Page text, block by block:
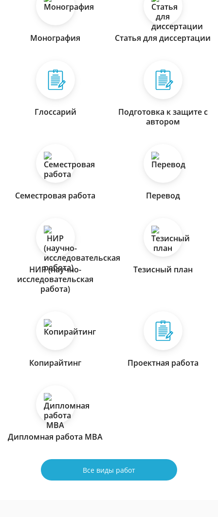
Монография Статья для диссертации
Глоссарий
Подготовка к защите с
автором
Семестровая работа Перевод
НИР (научно-
исследовательская
работа)
Тезисный план
Копирайтинг Проектная работа
Дипломная работа МВА
Все виды работ